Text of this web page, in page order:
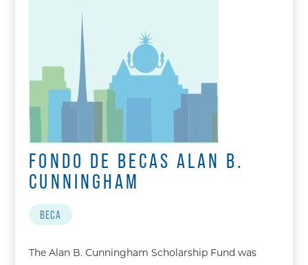
FONDO DE BECAS ALAN B.
CUNNINGHAM
BECA
The Alan B. Cunningham Scholarship Fund was